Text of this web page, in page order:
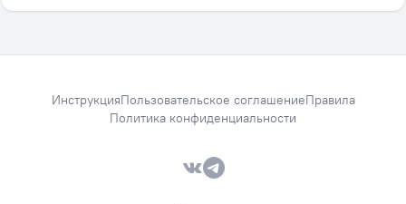
ИнструкцияПользовательское соглашениеПравила
Политика конфиденциальности
VK — Вместе дешевле
Telegram — Вместе дешевле